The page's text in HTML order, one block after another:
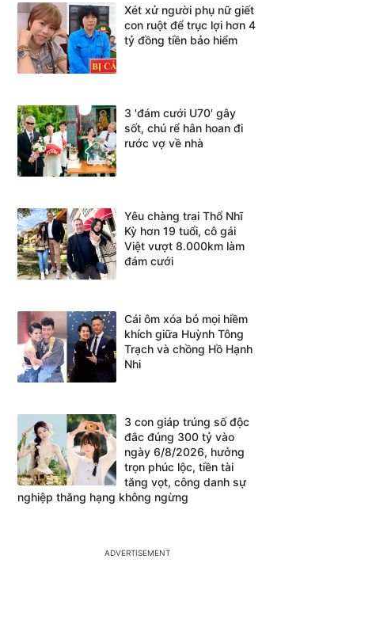
Xét xử người phụ nữ giết
con ruột để trục lợi hơn 4
tỷ đồng tiền bảo hiểm
3 'đám cưới U70' gây
sốt, chú rể hân hoan đi
rước vợ về nhà
Yêu chàng trai Thổ Nhĩ
Kỳ hơn 19 tuổi, cô gái
Việt vượt 8.000km làm
đám cưới
Cái ôm xóa bỏ mọi hiềm
khích giữa Huỳnh Tông
Trạch và chồng Hồ Hạnh
Nhi
3 con giáp trúng số độc
đắc đúng 300 tỷ vào
ngày 6/8/2026, hưởng
trọn phúc lộc, tiền tài
tăng vọt, công danh sự
nghiệp thăng hạng không ngừng